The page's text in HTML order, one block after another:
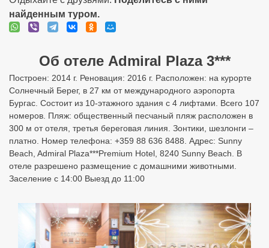
найденным туром.
Об отеле Admiral Plaza 3***
Построен: 2014 г. Реновация: 2016 г. Расположен: на курорте
Солнечный Берег, в 27 км от международного аэропорта
Бургас. Состоит из 10-этажного здания с 4 лифтами. Всего 107
номеров. Пляж: общественный песчаный пляж расположен в
300 м от отеля, третья береговая линия. Зонтики, шезлонги –
платно. Номер телефона: +359 88 636 8488. Адрес: Sunny
Beach, Admiral Plaza***Premium Hotel, 8240 Sunny Beach. В
отеле разрешено размещение с домашними животными.
Заселение с 14:00 Выезд до 11:00